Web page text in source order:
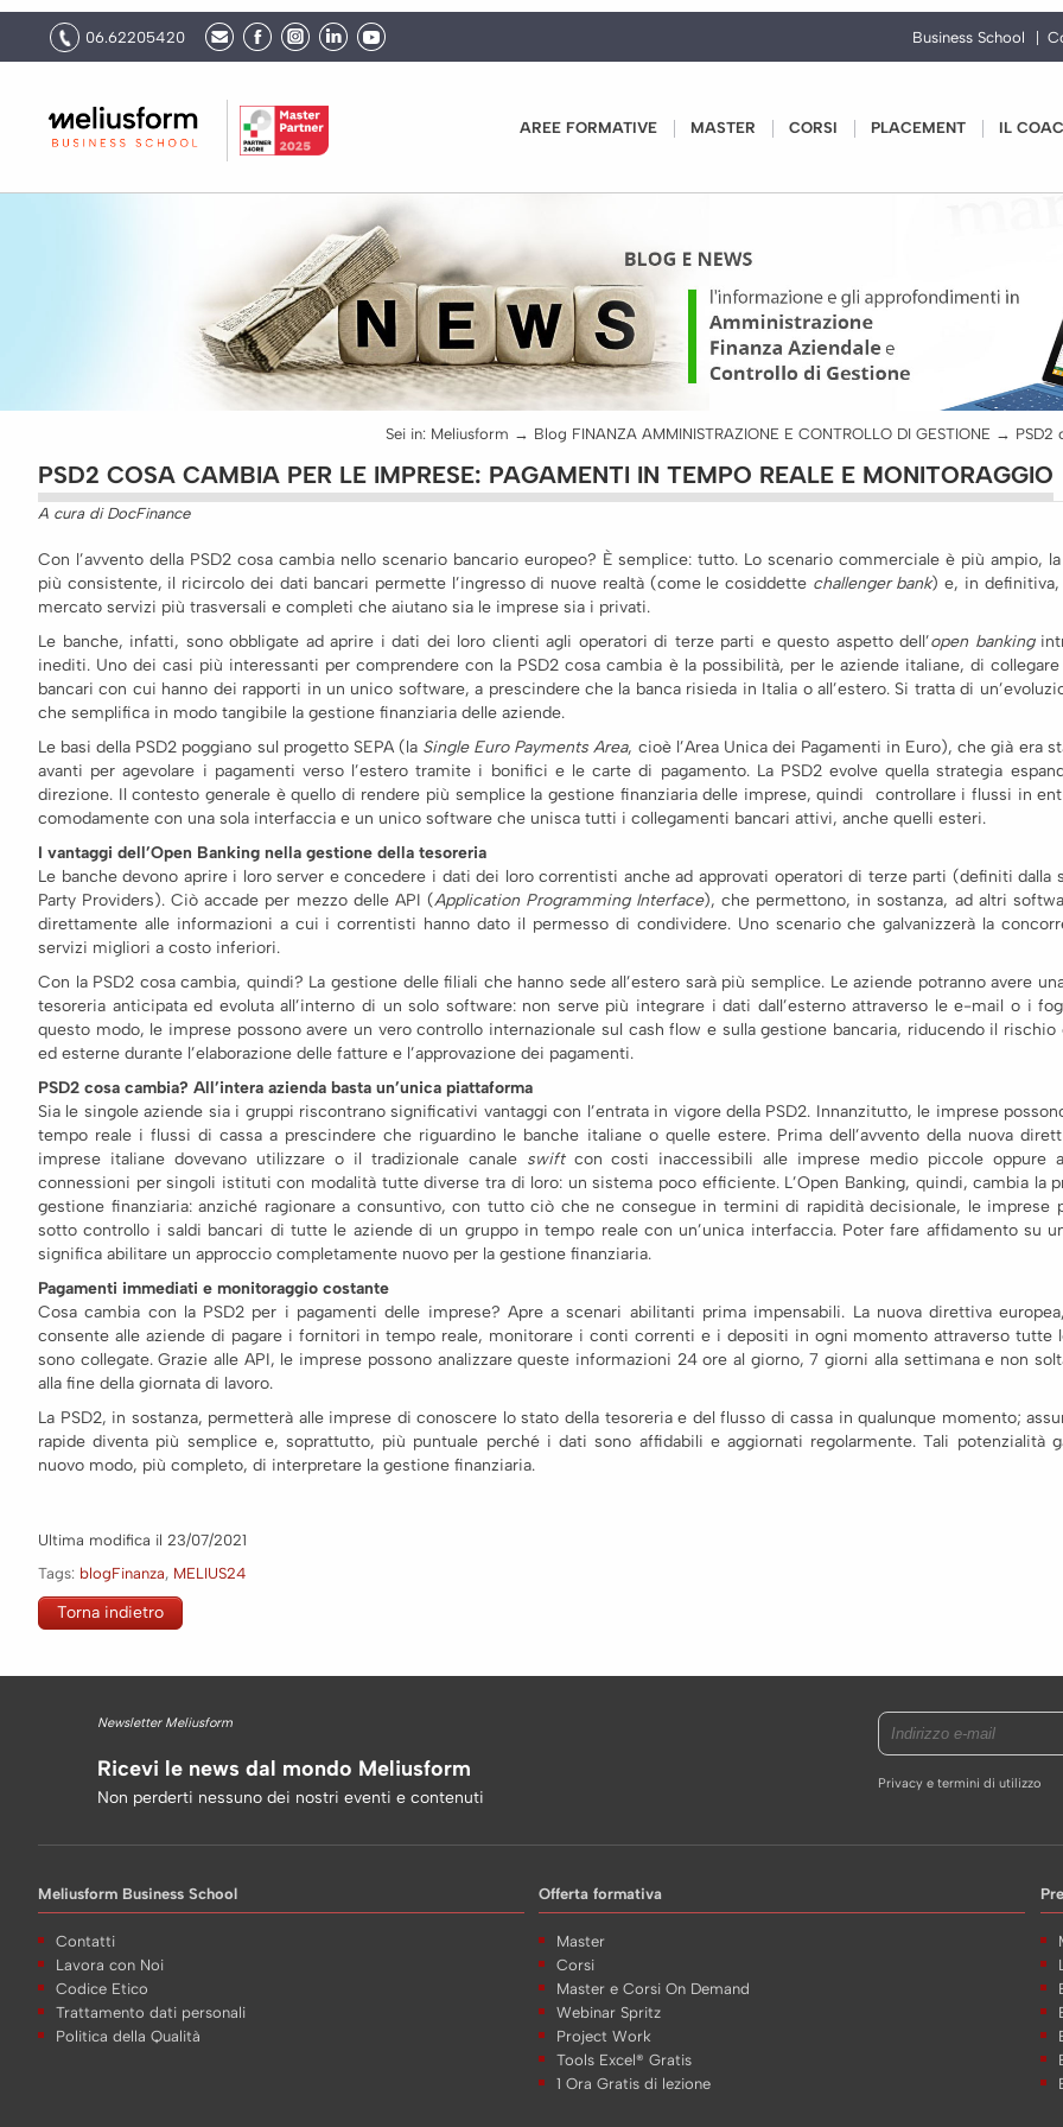
06.62205420 Business School
AREE FORMATIVE MASTER CORSI PLACEMENT IL
Sei in: Meliusform → Blog FINANZA AMMINISTRAZIONE E CONTROLLO DI GESTIONE → PSD2
PSD2 COSA CAMBIA PER LE IMPRESE: PAGAMENTI IN TEMPO REALE E MONITORAGGIO
A cura di DocFinance
Con l’avvento della PSD2 cosa cambia nello scenario bancario europeo? È semplice: tutto. Lo scenario commerciale è più ampio,
più consistente, il ricircolo dei dati bancari permette l’ingresso di nuove realtà (come le cosiddette challenger bank) e, in definitiva,
mercato servizi più trasversali e completi che aiutano sia le imprese sia i privati.
Le banche, infatti, sono obbligate ad aprire i dati dei loro clienti agli operatori di terze parti e questo aspetto dell’open banking
inediti. Uno dei casi più interessanti per comprendere con la PSD2 cosa cambia è la possibilità, per le aziende italiane, di
bancari con cui hanno dei rapporti in un unico software, a prescindere che la banca risieda in Italia o all’estero. Si tratta di
che semplifica in modo tangibile la gestione finanziaria delle aziende.
Le basi della PSD2 poggiano sul progetto SEPA (la Single Euro Payments Area, cioè l’Area Unica dei Pagamenti in Euro), che già era
avanti per agevolare i pagamenti verso l’estero tramite i bonifici e le carte di pagamento. La PSD2 evolve quella strategia
direzione. Il contesto generale è quello di rendere più semplice la gestione finanziaria delle imprese, quindi controllare i flussi in
comodamente con una sola interfaccia e un unico software che unisca tutti i collegamenti bancari attivi, anche quelli esteri.
I vantaggi dell’Open Banking nella gestione della tesoreria
Le banche devono aprire i loro server e concedere i dati dei loro correntisti anche ad approvati operatori di terze parti (definiti dalla
Party Providers). Ciò accade per mezzo delle API (Application Programming Interface), che permettono, in sostanza, ad altri
direttamente alle informazioni a cui i correntisti hanno dato il permesso di condividere. Uno scenario che galvanizzerà la
servizi migliori a costo inferiori.
Con la PSD2 cosa cambia, quindi? La gestione delle filiali che hanno sede all’estero sarà più semplice. Le aziende potranno avere
tesoreria anticipata ed evoluta all’interno di un solo software: non serve più integrare i dati dall’esterno attraverso le e-mail o i
questo modo, le imprese possono avere un vero controllo internazionale sul cash flow e sulla gestione bancaria, riducendo il
ed esterne durante l’elaborazione delle fatture e l’approvazione dei pagamenti.
PSD2 cosa cambia? All’intera azienda basta un’unica piattaforma
Sia le singole aziende sia i gruppi riscontrano significativi vantaggi con l’entrata in vigore della PSD2. Innanzitutto, le imprese
tempo reale i flussi di cassa a prescindere che riguardino le banche italiane o quelle estere. Prima dell’avvento della nuova
imprese italiane dovevano utilizzare o il tradizionale canale swift con costi inaccessibili alle imprese medio piccole oppure
connessioni per singoli istituti con modalità tutte diverse tra di loro: un sistema poco efficiente. L’Open Banking, quindi, cambia la
gestione finanziaria: anziché ragionare a consuntivo, con tutto ciò che ne consegue in termini di rapidità decisionale, le imprese
sotto controllo i saldi bancari di tutte le aziende di un gruppo in tempo reale con un’unica interfaccia. Poter fare affidamento su
significa abilitare un approccio completamente nuovo per la gestione finanziaria.
Pagamenti immediati e monitoraggio costante
Cosa cambia con la PSD2 per i pagamenti delle imprese? Apre a scenari abilitanti prima impensabili. La nuova direttiva
consente alle aziende di pagare i fornitori in tempo reale, monitorare i conti correnti e i depositi in ogni momento attraverso tutte
sono collegate. Grazie alle API, le imprese possono analizzare queste informazioni 24 ore al giorno, 7 giorni alla settimana e non
alla fine della giornata di lavoro.
La PSD2, in sostanza, permetterà alle imprese di conoscere lo stato della tesoreria e del flusso di cassa in qualunque momento;
rapide diventa più semplice e, soprattutto, più puntuale perché i dati sono affidabili e aggiornati regolarmente. Tali potenzialità
nuovo modo, più completo, di interpretare la gestione finanziaria.
Ultima modifica il 23/07/2021
Tags: blogFinanza, MELIUS24
Torna indietro
Newsletter Meliusform
Ricevi le news dal mondo Meliusform
Non perderti nessuno dei nostri eventi e contenuti
Privacy e termini di utilizzo
Meliusform Business School
Contatti
Lavora con Noi
Codice Etico
Trattamento dati personali
Politica della Qualità
Offerta formativa
Master
Corsi
Master e Corsi On Demand
Webinar Spritz
Project Work
Tools Excel® Gratis
1 Ora Gratis di lezione